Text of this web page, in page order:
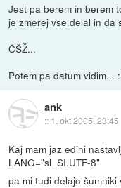
Jest pa berem in berem
je zmerej vse delal in da
ČŠŽ...
Potem pa datum vidim...
ank
:: 1. okt 2005, 23:45
Kaj mam jaz edini
LANG="sl_SI.UTF-8"
pa mi tudi delajo